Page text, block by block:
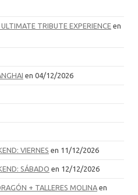
TRIBUTE EXPERIENCE en
en 04/12/2026
VIERNES en 11/12/2026
SÁBADO en 12/12/2026
+ TALLERES MOLINA en